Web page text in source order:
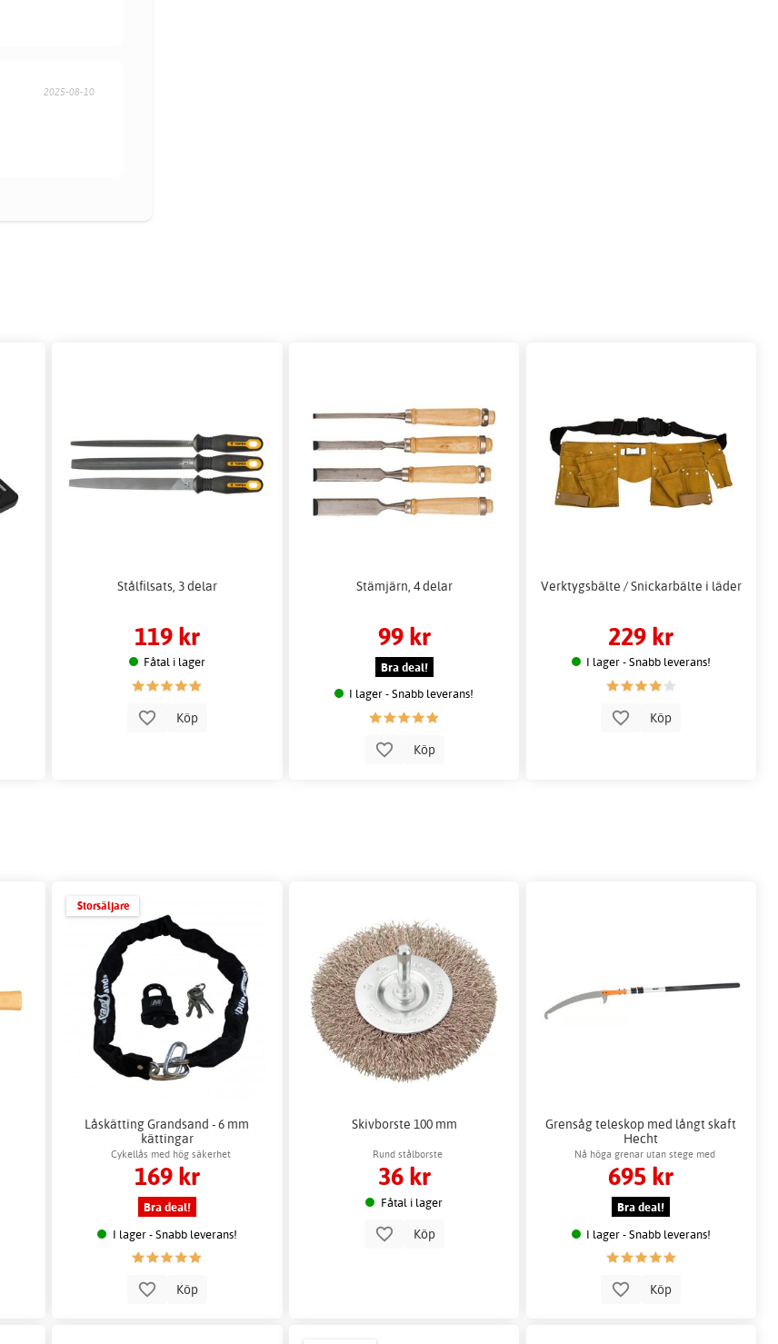
2025-08-10
Stålfilsats, 3 delar
119 kr
Fåtal i lager
Köp
Stämjärn, 4 delar
99 kr
Bra deal!
I lager - Snabb leverans!
Köp
Verktygsbälte / Snickarbälte i läder
229 kr
I lager - Snabb leverans!
Köp
Storsäljare
Låskätting Grandsand - 6 mm
kättingar
Cykellås med hög säkerhet
169 kr
Bra deal!
I lager - Snabb leverans!
Köp
Skivborste 100 mm
Rund stålborste
36 kr
Fåtal i lager
Köp
Grensåg teleskop med långt skaft
Hecht
Nå höga grenar utan stege med
teleskopskaft
695 kr
Bra deal!
I lager - Snabb leverans!
Köp